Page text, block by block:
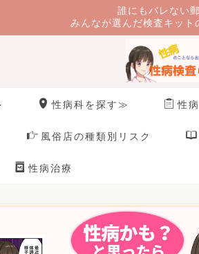
誰にもバレない
みんなが選んだ検査キット
性病科を探す≫ 性
風俗店の種類別リスク
性病治療